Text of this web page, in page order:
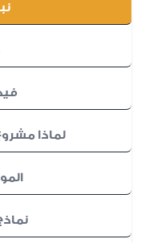
لماذا